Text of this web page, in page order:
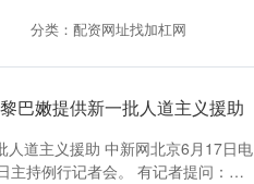
分类：配资网址找加杠网
巴嫩提供新一批人道主义援助
道主义援助 中新网北京6月17日电
主持例行记者会。 有记者提问：美